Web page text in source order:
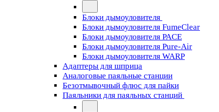
Блоки дымоуловителя
Блоки дымоуловителя FumeClear
Блоки дымоуловителя PACE
Блоки дымоуловителя Pure-Air
Блоки дымоуловителя WARP
Адаптеры для шприца
Аналоговые паяльные станции
Безотмывочный флюс для пайки
Паяльники для паяльных станций